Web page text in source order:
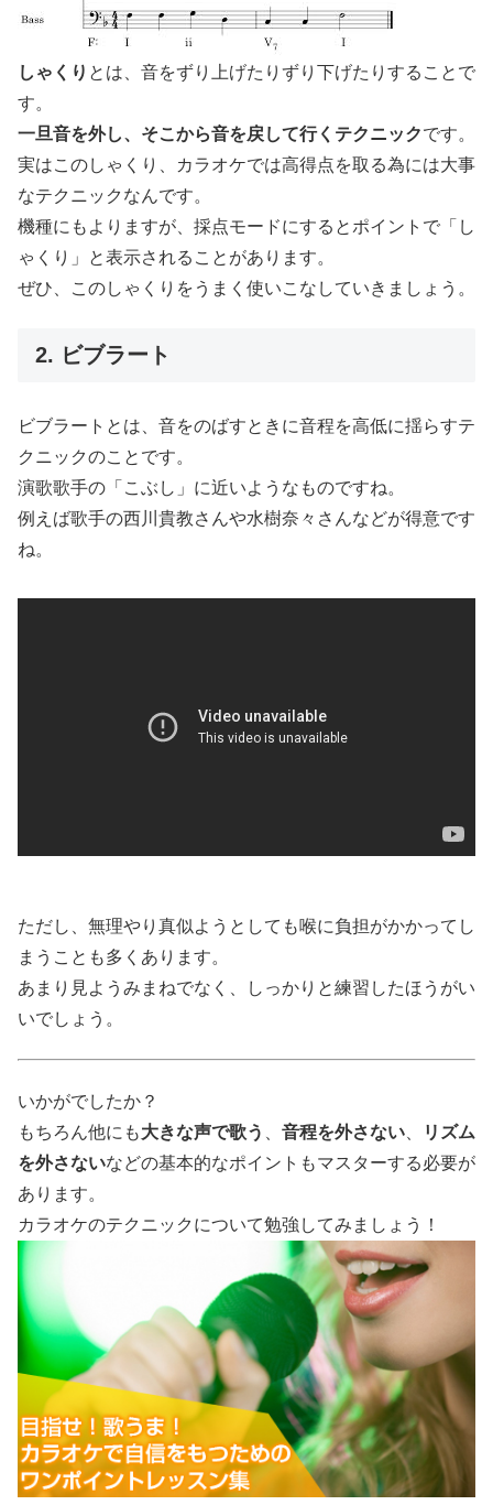
しゃくり とは、音をずり上げたりずり下げたりすることで
す。
一旦音を外し、そこから音を戻して行くテクニックです。
実はこのしゃくり、カラオケでは高得点を取る為には大事
なテクニックなんです。
機種にもよりますが、採点モードにするとポイントで「し
ゃくり」と表示されることがあります。
ぜひ、このしゃくりをうまく使いこなしていきましょう。
2. ビブラート
ビブラートとは、音をのばすときに音程を高低に揺らすテ
クニックのことです。
演歌歌手の「こぶし」に近いようなものですね。
例えば歌手の西川貴教さんや水樹奈々さんなどが得意です
ね。
ただし、無理やり真似ようとしても喉に負担がかかってし
まうことも多くあります。
あまり見ようみまねでなく、しっかりと練習したほうがい
いでしょう。
いかがでしたか？
もちろん他にも大きな声で歌う 音程を外さない
リズム
を外さないなどの基本的なポイントもマスターする必要が
あります。
カラオケのテクニックについて勉強してみましょう！